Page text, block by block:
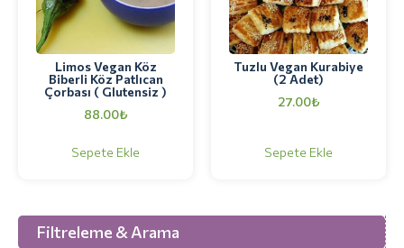
Filtreleme & Arama
Limos Vegan Köz
Biberli Köz Patlıcan
Çorbası ( Glutensiz )
88.00₺
Sepete Ekle
Tuzlu Vegan Kurabiye
(2 Adet)
27.00₺
Sepete Ekle